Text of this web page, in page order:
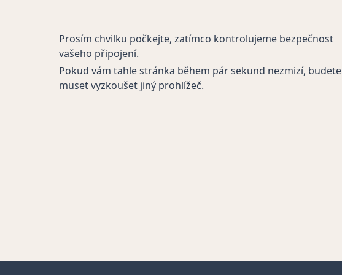
Prosím chvilku počkejte, zatímco kontrolujeme bezpečnost
vašeho připojení.
Pokud vám tahle stránka během pár sekund nezmizí, budete
muset vyzkoušet jiný prohlížeč.